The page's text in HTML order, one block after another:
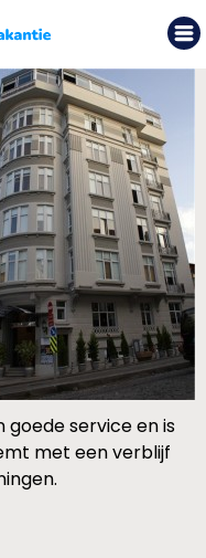
goede service en is
met een verblijf